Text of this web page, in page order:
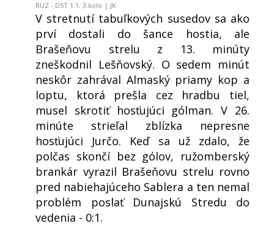
RUZ - DST 1:1, 3.kolo | JK
V stretnutí tabuľkových susedov sa ako
prví dostali do šance hostia, ale
Brašeňovu strelu z 13. minúty
zneškodnil Lešňovský. O sedem minút
neskôr zahrával Almaský priamy kop a
loptu, ktorá prešla cez hradbu tiel,
musel skrotiť hosťujúci gólman. V 26.
minúte strieľal zblízka nepresne
hosťujúci Jurčo. Keď sa už zdalo, že
polčas skončí bez gólov, ružomberský
brankár vyrazil Brašeňovu strelu rovno
pred nabiehajúceho Sablera a ten nemal
problém poslať Dunajskú Stredu do
vedenia - 0:1.